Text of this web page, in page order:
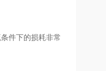
损耗非常